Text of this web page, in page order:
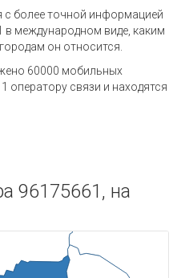
более точной информацией
в международном виде, каким
он относится.
60000 мобильных
оператору связи и находятся
96175661, на